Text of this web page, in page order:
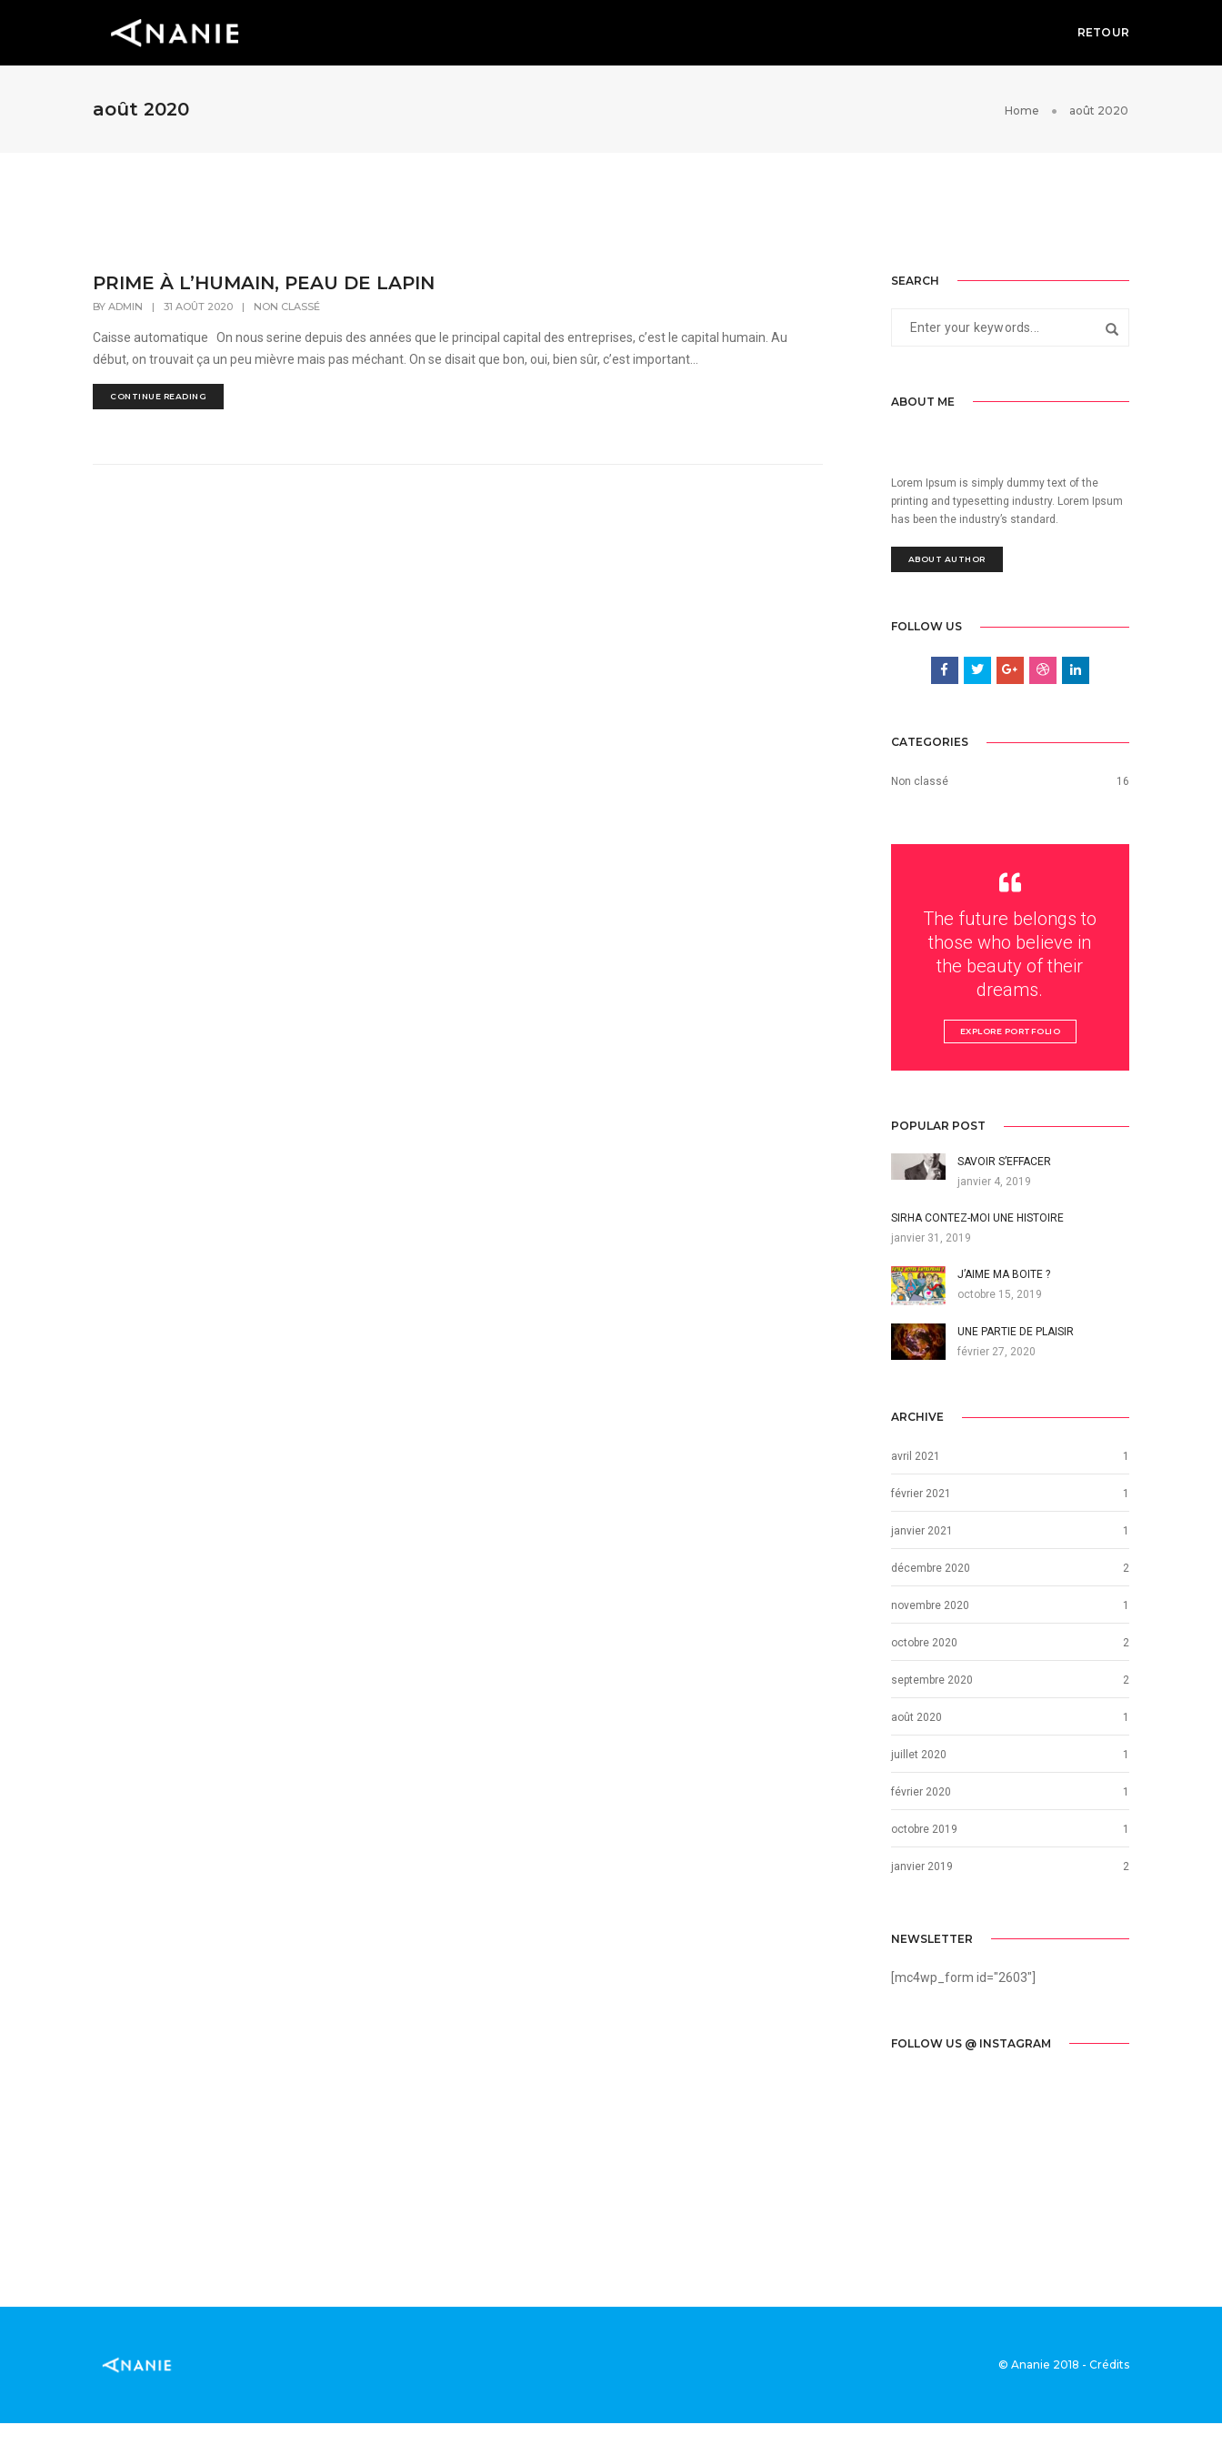
RETOUR
août 2020 Home août 2020
PRIME À L’HUMAIN, PEAU DE LAPIN
BY ADMIN | 31 AOÛT 2020 | NON CLASSÉ
Caisse automatique On nous serine depuis des années que le principal capital des entreprises, c’est le capital humain. Au
début, on trouvait ça un peu mièvre mais pas méchant. On se disait que bon, oui, bien sûr, c’est important...
CONTINUE READING
SEARCH
ABOUT ME
Lorem Ipsum is simply dummy text of the
printing and typesetting industry. Lorem Ipsum
has been the industry’s standard.
ABOUT AUTHOR
FOLLOW US
CATEGORIES
Non classé 16
The future belongs to
those who believe in
the beauty of their
dreams.
EXPLORE PORTFOLIO
POPULAR POST
SAVOIR S’EFFACER
janvier 4, 2019
SIRHA CONTEZ-MOI UNE HISTOIRE
janvier 31, 2019
J’AIME MA BOITE ?
octobre 15, 2019
UNE PARTIE DE PLAISIR
février 27, 2020
ARCHIVE
avril 2021 1
février 2021 1
janvier 2021 1
décembre 2020 2
novembre 2020 1
octobre 2020 2
septembre 2020 2
août 2020 1
juillet 2020 1
février 2020 1
octobre 2019 1
janvier 2019 2
NEWSLETTER
[mc4wp_form id="2603"]
FOLLOW US @ INSTAGRAM
© Ananie 2018 - Crédits